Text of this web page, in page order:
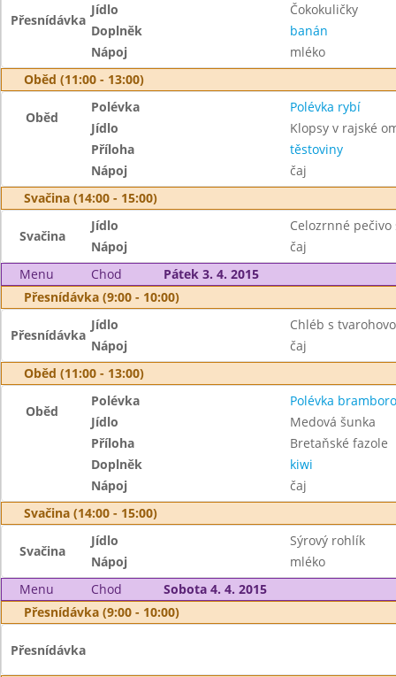
Přesnídávka
Jídlo
Čokokuličky
Doplněk
banán
Nápoj
mléko
Oběd (11:00 - 13:00)
Oběd
Polévka
Polévka rybí
Jídlo
Klopsy v rajské
Příloha
těstoviny
Nápoj
čaj
Svačina (14:00 - 15:00)
Svačina
Jídlo
Celozrnné
Nápoj
čaj
Menu
Chod
Pátek 3. 4. 2015
Přesnídávka (9:00 - 10:00)
Přesnídávka
Jídlo
Chléb s
Nápoj
čaj
Oběd (11:00 - 13:00)
Oběd
Polévka
Polévka
Jídlo
Medová šunka
Příloha
Bretaňské fazole
Doplněk
kiwi
Nápoj
čaj
Svačina (14:00 - 15:00)
Svačina
Jídlo
Sýrový rohlík
Nápoj
mléko
Menu
Chod
Sobota 4. 4. 2015
Přesnídávka (9:00 - 10:00)
Přesnídávka